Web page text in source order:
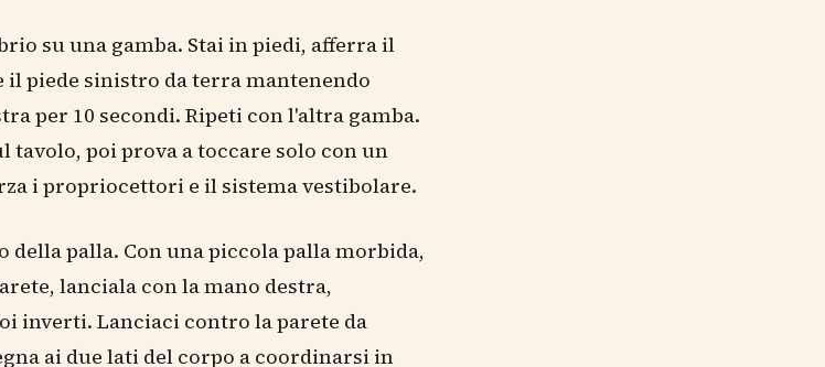
su una gamba. Stai in piedi, afferra il
piede sinistro da terra mantenendo
per 10 secondi. Ripeti con l'altra gamba.
tavolo, poi prova a toccare solo con un
i propriocettori e il sistema vestibolare.
palla. Con una piccola palla morbida,
lanciala con la mano destra,
inverti. Lanciaci contro la parete da
ai due lati del corpo a coordinarsi in